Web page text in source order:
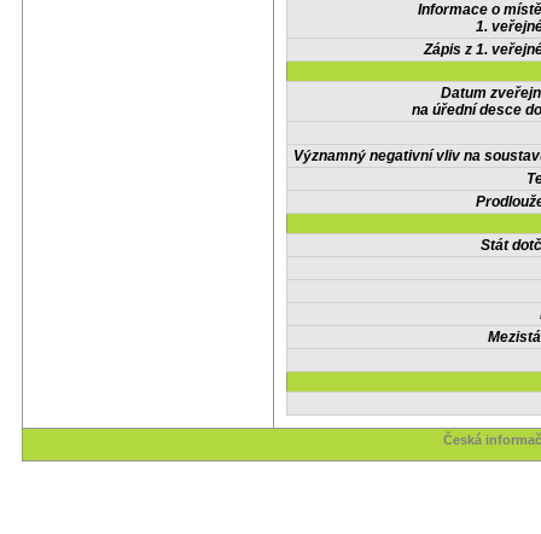
Informace o
1.
Zápis z 1.
Datum
na úřední desce
Významný negativní vliv na
Stát
Česká